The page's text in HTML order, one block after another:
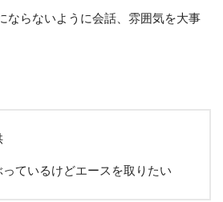
ならないように会話、雰囲気を大事
ているけどエースを取りたい